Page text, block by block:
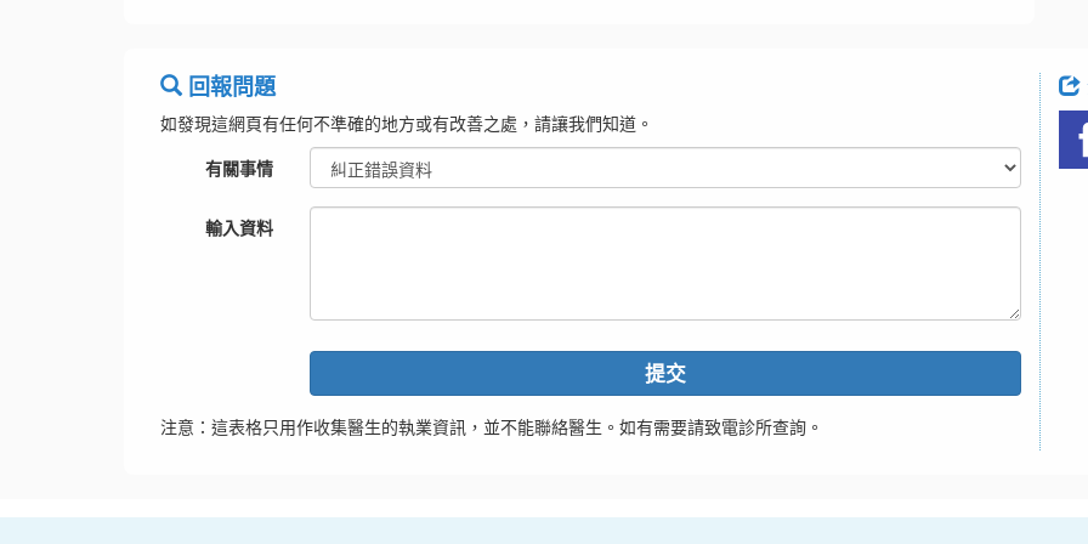
回報問題
如發現這網頁有任何不準確的地方或有改善之處，請讓我們知道。
有關事情
輸入資料
提交
注意：這表格只用作收集醫生的執業資訊，並不能聯絡醫生。如有需要請致電診所查詢。